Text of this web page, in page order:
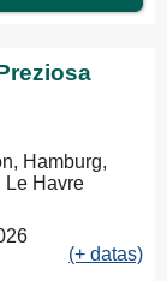
Hamburg,
Le Havre
(+ datas)